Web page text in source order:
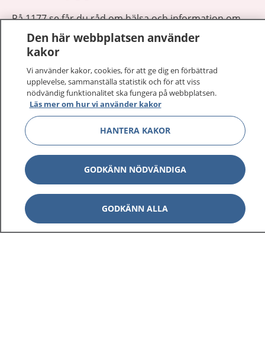
På 1177.se får du råd om hälsa och information om
sjukdomar och vilka mottagningar du kan kontakta.
Logga in för att läsa din journal och göra dina
sjukvårdsrådgivning dygnet runt.
1177 ger dig råd när du vill må bättre.
1177 på flera språk Visa
Om 1177 Visa
Kontakt
Den här webbplatsen använder
kakor
Vi använder kakor, cookies, för att ge dig en förbättrad
upplevelse, sammanställa statistik och för att viss
nödvändig funktionalitet ska fungera på webbplatsen.
Läs mer om hur vi använder kakor
HANTERA KAKOR
GODKÄNN NÖDVÄNDIGA
GODKÄNN ALLA